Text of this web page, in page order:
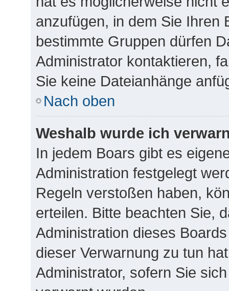
anzufügen, in dem Sie Ihren
bestimmte Gruppen dürfen
Administrator kontaktieren,
Sie keine Dateianhänge
Nach oben
Weshalb wurde ich
In jedem Boars gibt es
Administration festgelegt
Regeln verstoßen haben,
erteilen. Bitte beachten Sie,
Administration dieses
dieser Verwarnung zu tun
Administrator, sofern Sie